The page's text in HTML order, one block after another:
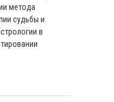
метода
судьбы и
в